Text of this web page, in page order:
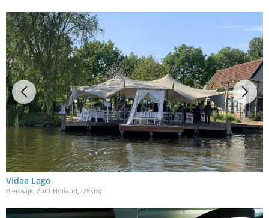
Vidaa Lago
Bleiswijk, Zuid-Holland, (25km)